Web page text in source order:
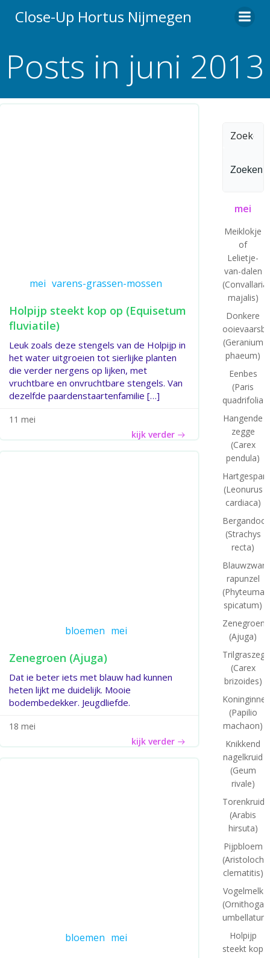
naar
Close-Up Hortus Nijmegen
Posts in juni 2013
mei varens-grassen-mossen
Holpijp steekt kop op (Equisetum
fluviatile)
Leuk zoals deze stengels van de Holpijp in
het water uitgroeien tot sierlijke planten
die verder nergens op lijken, met
vruchtbare en onvruchtbare stengels. Van
dezelfde paardenstaartenfamilie […]
11 mei
kijk verder
bloemen mei
Zenegroen (Ajuga)
Dat ie beter iets met blauw had kunnen
heten lijkt me duidelijk. Mooie
bodembedekker. Jeugdliefde.
18 mei
kijk verder
bloemen mei
Zoeken
mei
Meiklokje
of
Lelietje-
van-dalen
(Convallaria
majalis)
Donkere
(Geranium
phaeum)
Eenbes
(Paris
quadrifolia)
Hangende
zegge
(Carex
pendula)
Hartgespan
(Leonurus
cardiaca)
(Strachys
recta)
rapunzel
(Phyteuma
spicatum)
Zenegroen
(Ajuga)
(Carex
brizoides)
(Papilio
machaon)
Knikkend
nagelkruid
(Geum
rivale)
Torenkruid
(Arabis
hirsuta)
Pijpbloem
(Aristolochia
clematitis)
Vogelmelk
Holpijp
steekt kop